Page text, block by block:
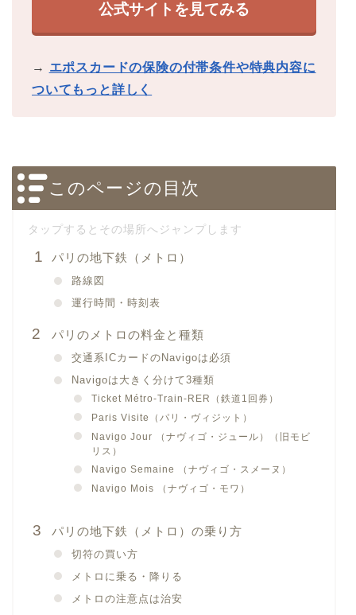
公式サイトを見てみる
→ エポスカードの保険の付帯条件や特典内容に
ついてもっと詳しく
このページの目次
パリの地下鉄（メトロ）
路線図
運行時間・時刻表
パリのメトロの料金と種類
交通系ICカードのNavigoは必須
Navigoは大きく分けて3種類
Ticket Métro-Train-RER（鉄道1回券）
Paris Visite（パリ・ヴィジット）
Navigo Jour （ナヴィゴ・ジュール）（旧モビ
リス）
Navigo Semaine （ナヴィゴ・スメーヌ）
Navigo Mois （ナヴィゴ・モワ）
パリの地下鉄（メトロ）の乗り方
切符の買い方
メトロに乗る・降りる
メトロの注意点は治安